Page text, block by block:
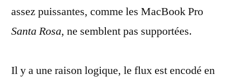
assez puissantes, comme les MacBook Pro
Santa Rosa, ne semblent pas supportées.
Il y a une raison logique, le flux est encodé en